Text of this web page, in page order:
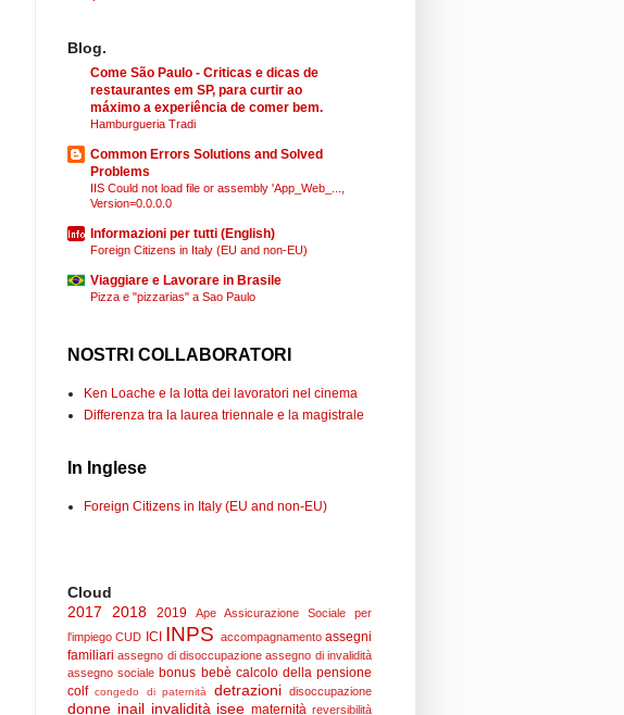
Blog.
Come São Paulo - Criticas e dicas de
restaurantes em SP, para curtir ao
máximo a experiência de comer bem.
Hamburgueria Tradi
Common Errors Solutions and Solved
Problems
IIS Could not load file or assembly 'App_Web_...,
Version=0.0.0.0
Informazioni per tutti (English)
Foreign Citizens in Italy (EU and non-EU)
Viaggiare e Lavorare in Brasile
Pizza e "pizzarias" a Sao Paulo
NOSTRI COLLABORATORI
Ken Loache e la lotta dei lavoratori nel cinema
Differenza tra la laurea triennale e la magistrale
In Inglese
Foreign Citizens in Italy (EU and non-EU)
Cloud
2017
2018 2019 Ape
Assicurazione Sociale per
l'impiego CUD ICI INPS accompagnamento assegni
familiari assegno di disoccupazione assegno di invalidità
assegno sociale bonus bebè calcolo della pensione
colf congedo di paternità detrazioni disoccupazione
donne inail invalidità isee maternità reversibilità